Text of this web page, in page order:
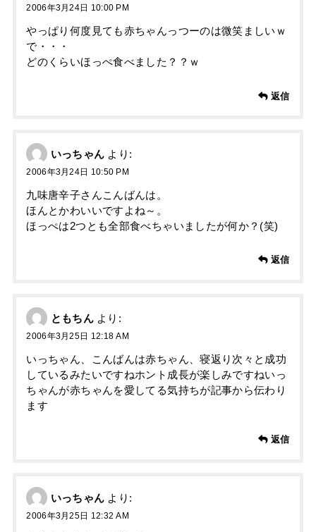
2006年3月24日 10:00 PM
やっぱり何度見ても赤ちゃんっつーのは微笑ましいｗ
で・・・
どのくらいほっぺ食べました？？ｗ
返信
いっちゃん より:
2006年3月24日 10:50 PM
九味唐辛子さんこんばんは。
ほんとかわいいですよね～。
ほっぺは2つとも全部食べちゃいましたが何か？(笑)
返信
ともちん より:
2006年3月25日 12:18 AM
いっちゃん、こんばんは赤ちゃん、寝返り次々と成功
しているみたいですねホント成長が楽しみですねいっ
ちゃんが赤ちゃんを愛してる気持ちが記事から伝わり
ます
返信
いっちゃん より:
2006年3月25日 12:32 AM